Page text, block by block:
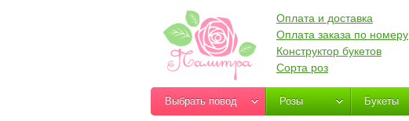
Оплата и доставка
Оплата заказа по номеру
Конструктор букетов
Сорта роз
Выбрать повод Розы Букеты